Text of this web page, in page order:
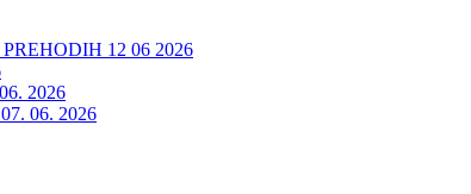
12 06 2026
2026
06. 2026